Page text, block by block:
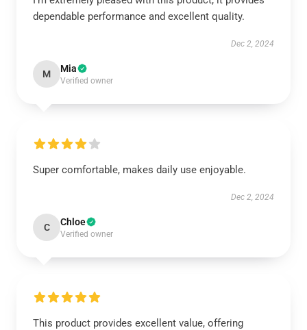
dependable performance and excellent quality.
Dec 2, 2024
M Mia
Verified owner
Super comfortable, makes daily use enjoyable.
Dec 2, 2024
C Chloe
Verified owner
This product provides excellent value, offering